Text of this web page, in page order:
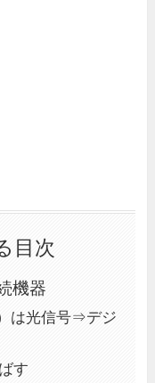
目次
機器
は光信号⇒デジ
す